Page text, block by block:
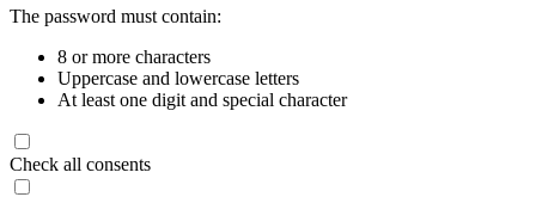
The password must contain:
8 or more characters
Uppercase and lowercase letters
At least one digit and special character
Check all consents